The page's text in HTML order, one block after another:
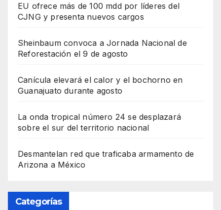
EU ofrece más de 100 mdd por líderes del
CJNG y presenta nuevos cargos
Sheinbaum convoca a Jornada Nacional de
Reforestación el 9 de agosto
Canícula elevará el calor y el bochorno en
Guanajuato durante agosto
La onda tropical número 24 se desplazará
sobre el sur del territorio nacional
Desmantelan red que traficaba armamento de
Arizona a México
Categorías